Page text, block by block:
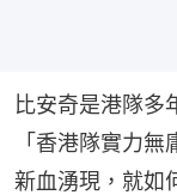
比安奇是港隊多
「香港隊實力
新血湧現，就如